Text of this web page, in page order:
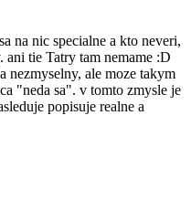
na nic specialne a kto neveri,
ani tie Tatry tam nemame :D
nezmyselny, ale moze takym
"neda sa". v tomto zmysle je
popisuje realne a